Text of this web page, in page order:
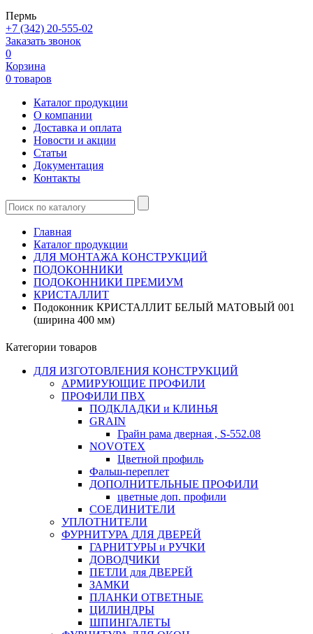
Пермь
+7 (342) 20-555-02
Заказать звонок
0
Корзина
0 товаров
Каталог продукции
О компании
Доставка и оплата
Новости и акции
Статьи
Документация
Контакты
Главная
Каталог продукции
ДЛЯ МОНТАЖА КОНСТРУКЦИЙ
ПОДОКОННИКИ
ПОДОКОННИКИ ПРЕМИУМ
КРИСТАЛЛИТ
Подоконник КРИСТАЛЛИТ БЕЛЫЙ МАТОВЫЙ 001
(ширина 400 мм)
Категории товаров
ДЛЯ ИЗГОТОВЛЕНИЯ КОНСТРУКЦИЙ
АРМИРУЮЩИЕ ПРОФИЛИ
ПРОФИЛИ ПВХ
ПОДКЛАДКИ и КЛИНЬЯ
GRAIN
Грайн рама дверная , S-552.08
NOVOTEX
Цветной профиль
Фальш-переплет
ДОПОЛНИТЕЛЬНЫЕ ПРОФИЛИ
цветные доп. профили
СОЕДИНИТЕЛИ
УПЛОТНИТЕЛИ
ФУРНИТУРА ДЛЯ ДВЕРЕЙ
ГАРНИТУРЫ и РУЧКИ
ДОВОДЧИКИ
ПЕТЛИ для ДВЕРЕЙ
ЗАМКИ
ПЛАНКИ ОТВЕТНЫЕ
ЦИЛИНДРЫ
ШПИНГАЛЕТЫ